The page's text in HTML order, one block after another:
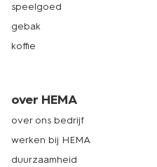
speelgoed
gebak
koffie
over HEMA
over ons bedrijf
werken bij HEMA
duurzaamheid